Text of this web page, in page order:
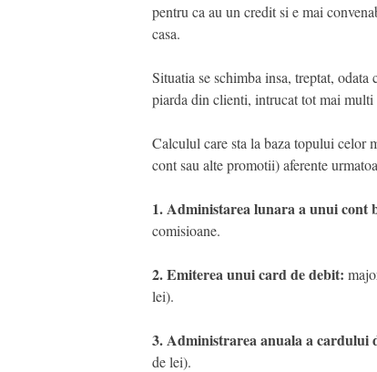
pentru ca au un credit si e mai
casa.
Situatia se schimba insa, treptat,
piarda din clienti, intrucat tot mai
Calculul care sta la baza topului celor
cont sau alte promotii) aferente
1. Administarea lunara a unui cont
comisioane.
2. Emiterea unui card de debit:
lei).
3. Administrarea anuala a cardului
de lei).